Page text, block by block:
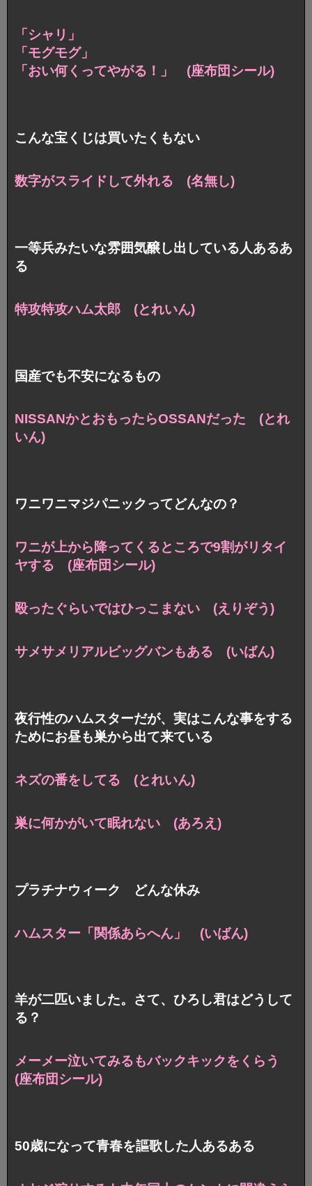
「シャリ」
「モグモグ」
「おい何くってやがる！」 (座布団シール)
こんな宝くじは買いたくもない
数字がスライドして外れる (名無し)
一等兵みたいな雰囲気醸し出している人あるあ
る
特攻特攻ハム太郎 (とれいん)
国産でも不安になるもの
NISSANかとおもったらOSSANだった (とれ
いん)
ワニワニマジパニックってどんなの？
ワニが上から降ってくるところで9割がリタイ
ヤする (座布団シール)
殴ったぐらいではひっこまない (えりぞう)
サメサメリアルビッグバンもある (いばん)
夜行性のハムスターだが、実はこんな事をする
ためにお昼も巣から出て来ている
ネズの番をしてる (とれいん)
巣に何かがいて眠れない (あろえ)
プラチナウィーク どんな休み
ハムスター「関係あらへん」 (いばん)
羊が二匹いました。さて、ひろし君はどうして
る？
メーメー泣いてみるもバックキックをくらう
(座布団シール)
50歳になって青春を謳歌した人あるある